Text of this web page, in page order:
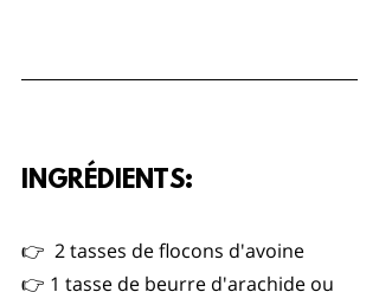
INGRÉDIENTS:
👉  2 tasses de flocons d'avoine
👉 1 tasse de beurre d'arachide ou